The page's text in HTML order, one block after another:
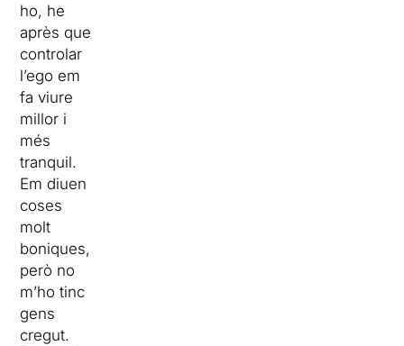
ho, he
après que
controlar
l’ego em
fa viure
millor i
més
tranquil.
Em diuen
coses
molt
boniques,
però no
m’ho tinc
gens
cregut.